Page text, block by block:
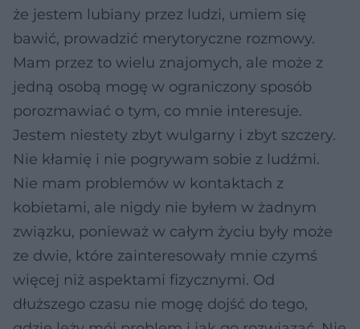
że jestem lubiany przez ludzi, umiem się
bawić, prowadzić merytoryczne rozmowy.
Mam przez to wielu znajomych, ale może z
jedną osobą mogę w ograniczony sposób
porozmawiać o tym, co mnie interesuje.
Jestem niestety zbyt wulgarny i zbyt szczery.
Nie kłamię i nie pogrywam sobie z ludźmi.
Nie mam problemów w kontaktach z
kobietami, ale nigdy nie byłem w żadnym
związku, ponieważ w całym życiu były może
ze dwie, które zainteresowały mnie czymś
więcej niż aspektami fizycznymi. Od
dłuższego czasu nie mogę dojść do tego,